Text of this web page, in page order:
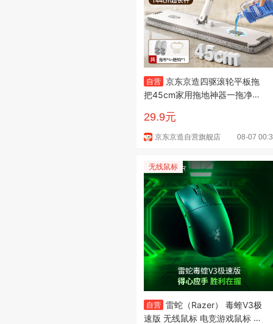
自营 京东京造四驱滚轮平板拖
把45cm家用拖地神器一拖净洗
29.9元
京东京造自营旗舰店 08-07
无线鼠标
自营 雷蛇（Razer） 毒蝰V3极
速版 无线鼠标 电竞游戏鼠标 轻